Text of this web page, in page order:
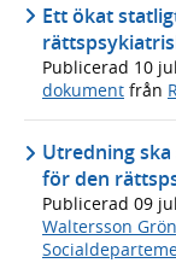
Ett ökat
Publicerad 10
dokument från
Utredning
för den
Publicerad 09
Waltersson